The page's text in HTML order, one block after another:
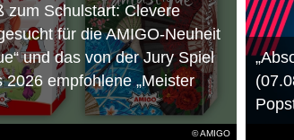
© AMIGO
zum Schulstart: Clevere
für die AMIGO-Neuheit
und das von der Jury Spiel
2026 empfohlene „Meister